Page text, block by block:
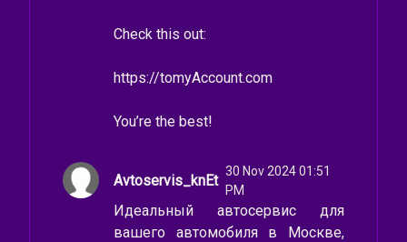
Check this out:
https://tomyAccount.com
You’re the best!
Avtoservis_knEt
30 Nov 2024 01:51
PM
Идеальный автосервис для
вашего автомобиля в Москве,